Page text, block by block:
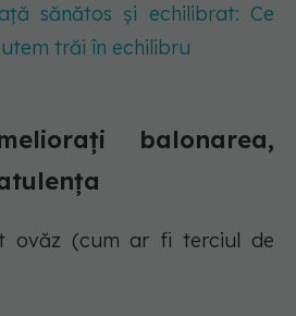
sănătos și echilibrat: Ce
trăi în echilibru
balonarea,
ovăz (cum ar fi terciul de